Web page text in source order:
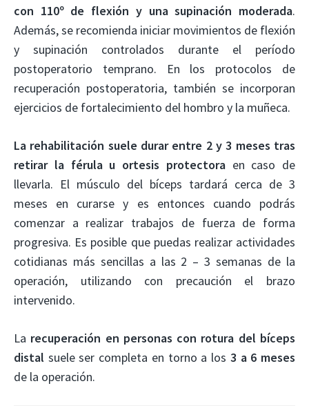
con 110º de flexión y una supinación moderada.
Además, se recomienda iniciar movimientos de flexión
y supinación controlados durante el período
postoperatorio temprano. En los protocolos de
recuperación postoperatoria, también se incorporan
ejercicios de fortalecimiento del hombro y la muñeca.
La rehabilitación suele durar entre 2 y 3 meses tras
retirar la férula u ortesis protectora en caso de
llevarla. El músculo del bíceps tardará cerca de 3
meses en curarse y es entonces cuando podrás
comenzar a realizar trabajos de fuerza de forma
progresiva. Es posible que puedas realizar actividades
cotidianas más sencillas a las 2 – 3 semanas de la
operación, utilizando con precaución el brazo
intervenido.
La recuperación en personas con rotura del bíceps
distal suele ser completa en torno a los 3 a 6 meses
de la operación.